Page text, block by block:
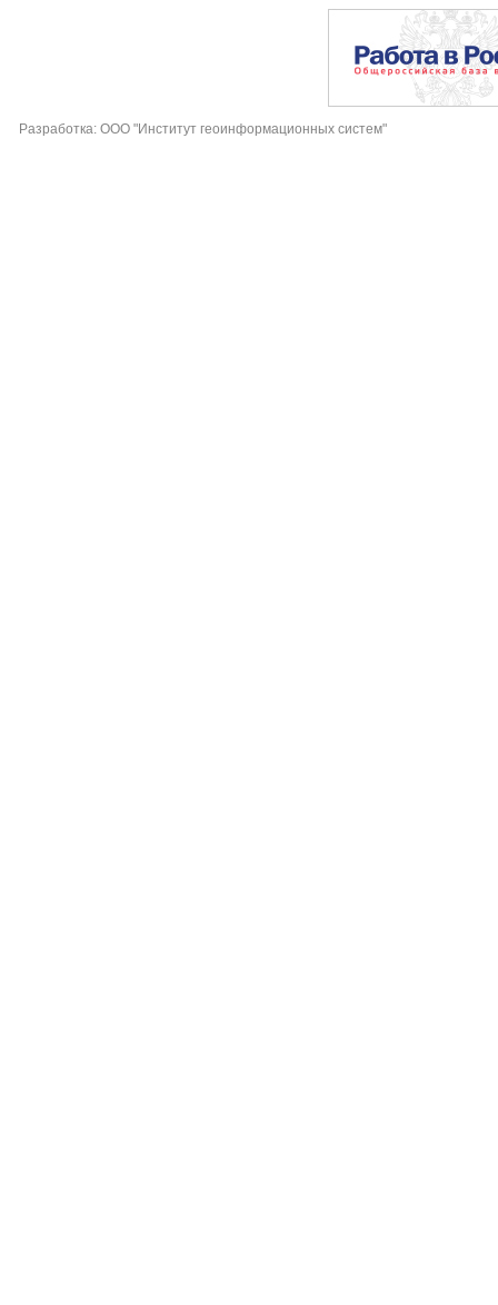
Разработка: ООО "Институт геоинформационных систем"